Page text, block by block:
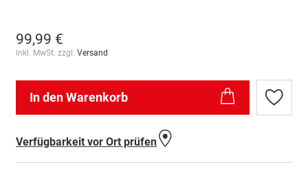
99,99 €
inkl. MwSt. zzgl. Versand
In den Warenkorb
Zur
Verfügbarkeit vor Ort prüfen